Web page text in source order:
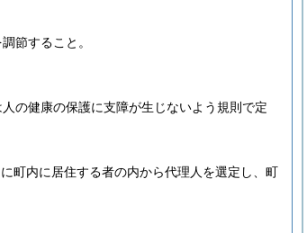
節すること。
の健康の保護に支障が生じないよう規則で定
町内に居住する者の内から代理人を選定し、町